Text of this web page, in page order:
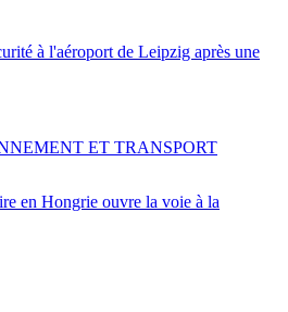
à l'aéroport de Leipzig après une
en Hongrie ouvre la voie à la
ET TRANSPORT